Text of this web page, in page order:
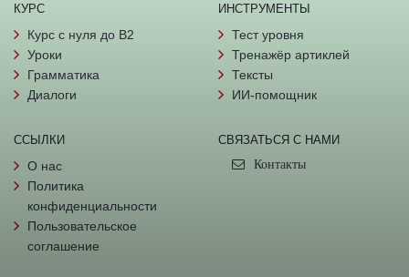
КУРС
Курс с нуля до B2
Уроки
Грамматика
Диалоги
ИНСТРУМЕНТЫ
Тест уровня
Тренажёр артиклей
Тексты
ИИ-помощник
ССЫЛКИ
О нас
Политика
конфиденциальности
Пользовательское
соглашение
СВЯЗАТЬСЯ С НАМИ
Контакты